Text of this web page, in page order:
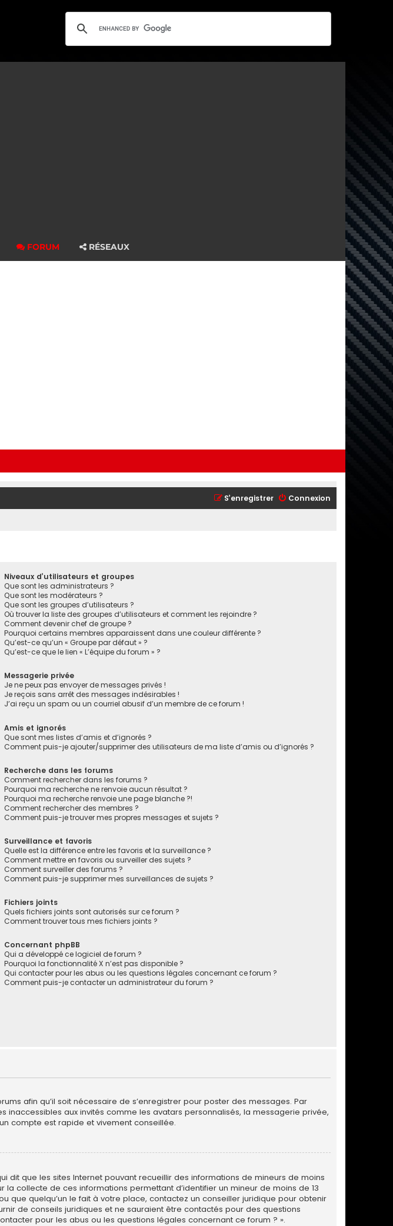
FORUM RÉSEAUX
Connexion
S’enregistrer
Niveaux d’utilisateurs et groupes
Que sont les administrateurs ?
Que sont les modérateurs ?
Que sont les groupes d’utilisateurs ?
Où trouver la liste des groupes d’utilisateurs et comment les rejoindre ?
Comment devenir chef de groupe ?
Pourquoi certains membres apparaissent dans une couleur différente ?
Qu’est-ce qu’un « Groupe par défaut » ?
Qu’est-ce que le lien « L’équipe du forum » ?
Messagerie privée
Je ne peux pas envoyer de messages privés !
Je reçois sans arrêt des messages indésirables !
J’ai reçu un spam ou un courriel abusif d’un membre de ce forum !
Amis et ignorés
Que sont mes listes d’amis et d’ignorés ?
Comment puis-je ajouter/supprimer des utilisateurs de ma liste d’amis ou d’ignorés ?
Recherche dans les forums
Comment rechercher dans les forums ?
Pourquoi ma recherche ne renvoie aucun résultat ?
Pourquoi ma recherche renvoie une page blanche ?!
Comment rechercher des membres ?
Comment puis-je trouver mes propres messages et sujets ?
Surveillance et favoris
Quelle est la différence entre les favoris et la surveillance ?
Comment mettre en favoris ou surveiller des sujets ?
Comment surveiller des forums ?
Comment puis-je supprimer mes surveillances de sujets ?
Fichiers joints
Quels fichiers joints sont autorisés sur ce forum ?
Comment trouver tous mes fichiers joints ?
Concernant phpBB
Qui a développé ce logiciel de forum ?
Pourquoi la fonctionnalité X n’est pas disponible ?
Qui contacter pour les abus ou les questions légales concernant ce forum ?
Comment puis-je contacter un administrateur du forum ?
afin qu’il soit nécessaire de s’enregistrer pour poster des messages. Par
aux invités comme les avatars personnalisés, la messagerie privée,
compte est rapide et vivement conseillée.
dit que les sites Internet pouvant recueillir des informations de mineurs de moins
collecte de ces informations permettant d’identifier un mineur de moins de 13
que quelqu’un le fait à votre place, contactez un conseiller juridique pour obtenir
de conseils juridiques et ne sauraient être contactés pour des questions
pour les abus ou les questions légales concernant ce forum ? ».